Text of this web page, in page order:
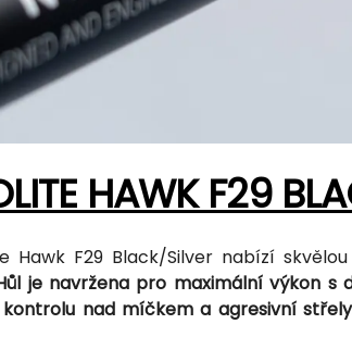
HAWK F29
Hawk F29 Black/Silver nabízí
je navržena pro maximální výkon
nad míčkem a agresivní